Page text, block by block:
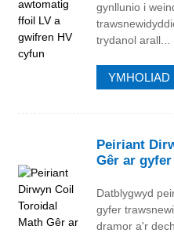
gynllunio i
trydanol arall...
YMHOLIAD
Peiriant
Gêr ar gyfer
Datblygwyd
gyfer
dramor a'r